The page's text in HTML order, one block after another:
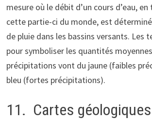
mesure où le débit d’un cours d’eau,
cette partie-ci du monde, est
de pluie dans les bassins versants. Les
pour symboliser les quantités
précipitations vont du jaune (faibles
bleu (fortes précipitations).
11. Cartes géologiques